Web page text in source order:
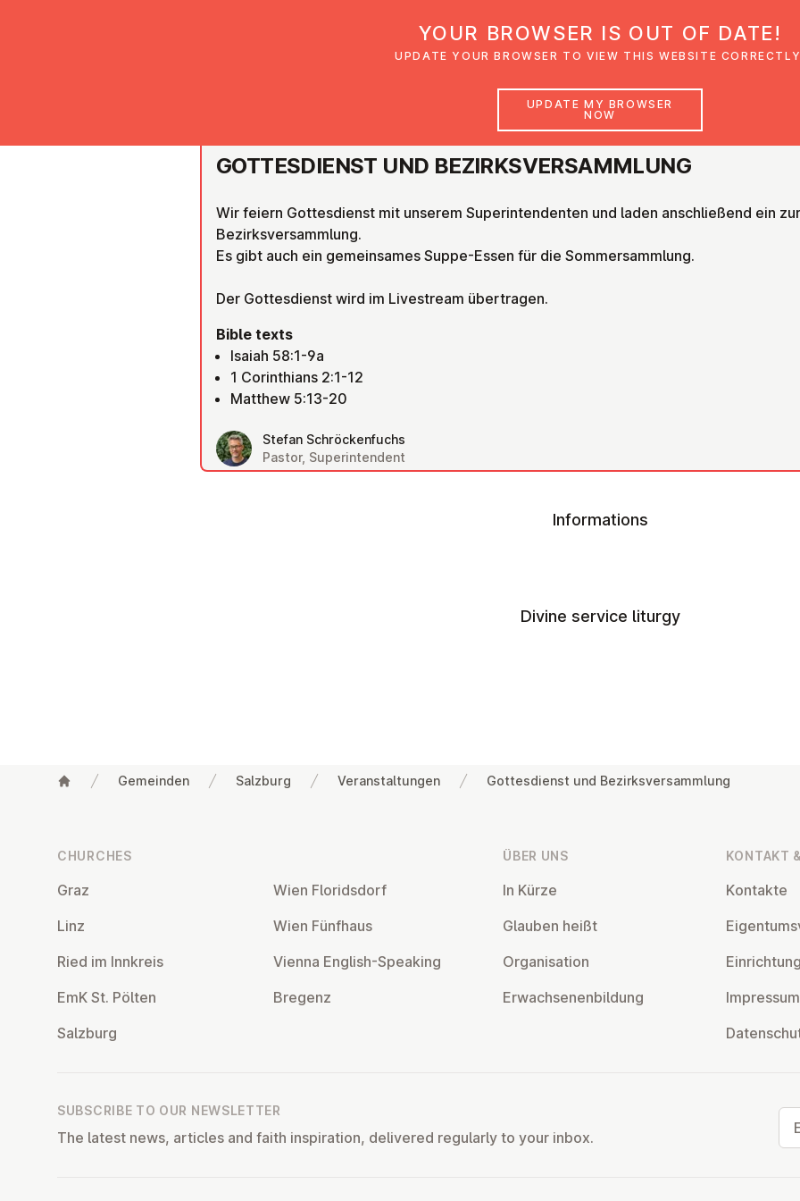
Gemeinden Glaubensimpulse News
GOTTES­DI­ENST UND BEZIRKS­VER­S­AMMLUNG
Wir feiern Gottesdienst mit unserem Superintendenten und laden anschließend ein zur
Bezirksversammlung.
Es gibt auch ein gemeinsames Suppe-Essen für die Sommersammlung.
Der Gottesdienst wird im Livestream übertragen.
Bible texts
Isaiah 58:1-9a
1 Corinthians 2:1-12
Matthew 5:13-20
Stefan Schröckenfuchs
Pastor, Superintendent
Informations
Divine service liturgy
Gemeinden Salzburg Veranstaltungen Gottesdienst und Bezirksversammlung
CHURCHES
Graz
Linz
Ried im Innkreis
EmK St. Pölten
Salzburg
Wien Flor­idsdorf
Wien Fünfhaus
Vienna English-Speaking
Bregenz
ÜBER UNS
In Kürze
Glauben heißt
Or­gan­isa­tion
Er­wach­sen­en­bildung
KONTAKT
Kontakte
Impressum
SUBSCRIBE TO OUR NEWSLETTER
The latest news, articles and faith inspiration, delivered regularly to your inbox.
YOUR BROWSER IS OUT OF DATE!
UPDATE YOUR BROWSER TO VIEW THIS WEBSITE
UPDATE MY BROWSER
NOW